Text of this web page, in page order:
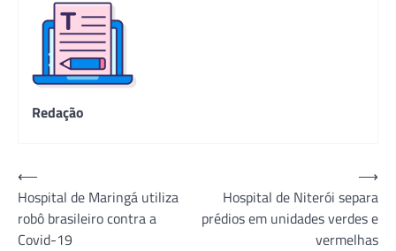
Redação
Navegação
de
Post
⟵
Hospital de Maringá utiliza
robô brasileiro contra a
Covid-19
Hospital de Niterói separa
prédios em unidades verdes e
vermelhas
⟶